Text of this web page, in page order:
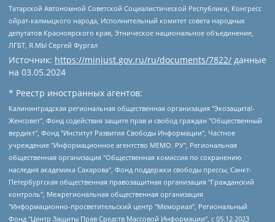
Татарской Автономной Советской Социалистической Республики, Конгресс
ойрат-калмыцкого народа, Исполнительный комитет совета народных
депутатов Красноярского края, Этническое национальное объединение,
ЛГБТ, Я.МЫ Сергей Фургал
Источник: https://minjust.gov.ru/ru/documents/7822/ данные
на 03.05.2024
* Реестр иностранных агентов:
Калининградская региональная общественная организация "Экозащита!-Женсовет", Фонд содействия защите прав и свобод граждан "Общественный вердикт", Фонд "Институт Развития Свободы Информации", Частное учреждение "Информационное агентство МЕМО. РУ", Региональная общественная организация "Общественная комиссия по сохранению наследия академика Сахарова", Фонд поддержки свободы прессы, Санкт-Петербургская общественная правозащитная организация "Гражданский контроль", Межрегиональная общественная организация "Информационно-просветительский центр "Мемориал", Региональный Фонд "Центр Защиты Прав Средств Массовой Информации", с 05.12.2023 Фонд "Центр Защиты Прав Средств массовой информации", Региональная общественная благотворительная организация помощи беженцам и мигрантам "Гражданское содействие", Негосударственное образовательное учреждение дополнительного профессионального образования (повышение квалификации) специалистов "АКАДЕМИЯ ПО ПРАВАМ ЧЕЛОВЕКА", Свердловская региональная общественная организация "Сутяжник", Автономная некоммерческая организация "Центр независимых социологических исследований", Союз общественных объединений "Российский исследовательский центр по правам человека", Региональное общественное учреждение научно-информационный центр "МЕМОРИАЛ", Некоммерческая организация "Фонд защиты гласности", Автономная некоммерческая организация "Институт прав человека", Городская общественная организация "Екатеринбургское общество "МЕМОРИАЛ", Городская общественная организация "Рязанское историко-просветительское и правозащитное общество "Мемориал" (Рязанский Мемориал), Челябинский региональный орган общественной самодеятельности – женское общественное объединение "Женщины Евразии", Челябинский региональный орган общественной самодеятельности "Уральская правозащитная группа", Фонд содействия защите здоровья и социальной справедливости имени Андрея Рылькова, Автономная Некоммерческая Организация "Аналитический Центр Юрия Левады", Автономная некоммерческая организация социальной поддержки населения "Проект Апрель", Региональная общественная организация помощи женщинам и детям, находящимся в кризисной ситуации "Информационно-методический центр "Анна", Фонд содействия развитию массовых коммуникаций и правовому просвещению "Так-так-Так", Фонд содействия устойчивому развитию "Серебряная тайга", Свердловский региональный общественный фонд социальных проектов "Новое время", "Idel.Реалии", Кавказ.Реалии, Крым.Реалии, Телеканал Настоящее Время, Татаро-башкирская служба Радио Свобода (Azatliq Radiosi), Радио Свободная Европа/Радио Свобода (PCE/PC), "Сибирь.Реалии", "Фактограф", Благотворительный фонд помощи осужденным и их семьям, Автономная некоммерческая организация "Институт глобализации и социальных движений", Фонд "В защиту прав заключенных", Частное учреждение "Центр поддержки и содействия развитию средств массовой информации", Пензенский региональный общественный благотворительный фонд "Гражданский союз", "Север.Реалии", Некоммерческая организация Фонд "Правовая инициатива", Общество с ограниченной ответственностью "Радио Свободная Европа/Радио Свобода", Чешское информационное агентство "MEDIUM-ORIENT", Красноярская региональная общественная организация "Мы против СПИДа", Камалягин Денис Николаевич, Маркелов Сергей Евгеньевич, Пономарев Лев Александрович, Савицкая Людмила Алексеевна, Автономная некоммерческая организация "Центр по работе с проблемой насилия "НАСИЛИЮ.НЕТ", Межрегиональный профессиональный союз работников здравоохранения "Альянс врачей", Юридическое лицо, зарегистрированное в Латвийской Республике, SIA "Medusa Project" (регистрационный номер 40103797863, дата регистрации 10.06.2014), Некоммерческая организация "Фонд по борьбе с коррупцией", Автономная некоммерческая организация "Институт права и публичной политики", Баданин Роман Сергеевич, Гликин Максим Александрович, Железнова Мария Михайловна, Лукьянова Юлия Сергеевна, Маетная Елизавета Витальевна, Маняхин Петр Борисович, Чуракова Ольга Владимировна, Ярош Юлия Петровна, Юридическое лицо "The Insider SIA", зарегистрированное в Риге, Латвийская Республика (дата регистрации 26.06.2015), являющееся администратором доменного имени интернет-издания "The Insider SIA", https://theins.ru, Постернак Алексей Евгеньевич, Рубин Михаил Аркадьевич, Анин Роман Александрович, Юридическое лицо Istories fonds, зарегистрированное в Латвийской Республике (регистрационный номер 50008295751, дата регистрации 24.02.2020), Великовский Дмитрий Александрович, Долинина Ирина Николаевна, Мароховская Алеся Алексеевна, Шлейнов Роман Юрьевич, Шмагун Олеся Валентиновна, Общество с ограниченной ответственностью "Альтаир 2021", Общество с ограниченной ответственностью "Вега 2021", Общество с ограниченной ответственностью "Главный редактор 2021", Общество с ограниченной ответственностью "Ромашки монолит", Важенков Артем Валерьевич, Ивановская областная общественная организация "Центр гендерных исследований", Гурман Юрий Альбертович, Медиапроект "ОВД-Инфо", Егоров Владимир Владимирович, Жилинский Владимир Александрович, Общество с ограниченной ответственностью "ЗП", Иванова София Юрьевна, Карезина Инна Павловна, Кильтау Екатерина Викторовна, Петров Алексей Викторович, Пискунов Сергей Евгеньевич, Смирнов Сергей Сергеевич, Тихонов Михаил Сергеевич, Общество с ограниченной ответственностью "ЖУРНАЛИСТ-ИНОСТРАННЫЙ АГЕНТ", Арапова Галина Юрьевна, Вольтская Татьяна Анатольевна, Американская компания "Mason G.E.S. Anonymous Foundation" (США), являющаяся владельцем интернет-издания https://mnews.world/, Компания "Stichting Bellingcat", зарегистрированная в Нидерландах (дата регистрации 11.07.2018), Захаров Андрей Вячеславович, Клепиковская Екатерина Дмитриевна, Общество с ограниченной ответственностью "МЕМО", Перл Роман Александрович, Симонов Евгений Алексеевич, Соловьева Елена Анатольевна, Сотников Даниил Владимирович, Сурначева Елизавета Дмитриевна, Автономная некоммерческая организация по защите прав человека и информированию населения "Якутия – Наше Мнение", Общество с ограниченной ответственностью "Москоу диджитал медиа", с 26.01.2023 Общество с ограниченной ответственностью "Чайка Белые сады", Ветошкина Валерия Валерьевна, Заговора Максим Александрович, Межрегиональное общественное движение "Российская ЛГБТ - сеть", Оленичев Максим Владимирович, Павлов Иван Юрьевич, Скворцова Елена Сергеевна, Общество с ограниченной ответственностью "Как бы инагент", Кочетков Игорь Викторович, Общество с ограниченной ответственностью "Честные выборы", Еланчик Олег Александрович, Общество с ограниченной ответственностью "Нобелевский призыв", Гималова Регина Эмилевна, Григорьев Андрей Валерьевич, Григорьева Алина Александровна, Ассоциация по содействию защите прав призывников, альтернативнослужащих и военнослужащих "Правозащитная группа "Гражданин.Армия.Право", Хисамова Регина Фаритовна, Автономная некоммерческая организация по реализации социально-правовых программ "Лилит", Дальневосточное общественное движение "Маяк", Санкт-Петербургская ЛГБТ-инициативная группа "Выход", Инициативная группа ЛГБТ+ "Реверс", Алексеев Андрей Викторович, Бекбулатова Таисия Львовна, Беляев Иван Михайлович, Владыкина Елена Сергеевна, Гельман Марат Александрович, Никульшина Вероника Юрьевна, Толоконникова Надежда Андреевна, Шендерович Виктор Анатольевич, Общество с ограниченной ответственностью "Данное сообщение", Общество с ограниченной ответственностью Издательский дом "Новая глава", Айнбиндер Александра Александровна, Московский комьюнити-центр для ЛГБТ+инициатив, Благотворительный фонд развития филантропии, Deutsche Welle (Германия, Kurt-Schumacher-Strasse 3, 53113 Bonn), Борзунова Мария Михайловна, Воробьев Виктор Викторович, Голубева Анна Львовна, Константинова Алла Михайловна, Малкова Ирина Владимировна, Мурадов Мурад Абдулгалимович, Осетинская Елизавета Николаевна, Понасенков Евгений Николаевич, Ганапольский Матвей Юрьевич, Киселев Евгений Алексеевич, Борухович Ирина Григорьевна, Дремин Иван Тимофеевич, Дубровский Дмитрий Викторович, Красноярская региональная общественная организация поддержки и развития альтернативных образовательных технологий и межкультурных коммуникаций "ИНТЕРРА", Маяковская Екатерина Алексеевна, Фейгин Марк Захарович, Филимонов Андрей Викторович, Дзугкоева Регина Николаевна, Доброхотов Роман Александрович, Дудь Юрий Александрович, Елкин Сергей Владимирович, Кругликов Кирилл Игоревич, Сабунаева Мария Леонидовна, Семенов Алексей Владимирович, Шаинян Карен Багратович, Шульман Екатерина Михайловна, Асафьев Артур Валерьевич, Вахштайн Виктор Семенович, Венедиктов Алексей Алексеевич, Лушникова Екатерина Евгеньевна, Волков Леонид Михайлович, Невзоров Александр Глебович, Пархоменко Сергей Борисович, Сироткин Ярослав Николаевич, Кара-Мурза Владимир Владимирович, Баранова Наталья Владимировна, Гозман Леонид Яковлевич, Кагарлицкий Борис Юльевич, Климарев Михаил Валерьевич, Милов Владимир Станиславович, Автономная некоммерческая организация Краснодарский центр современного искусства "Типография", Моргенштерн Алишер Тагирович, Соболь Любовь Эдуардовна, Общество с ограниченной ответственностью "ЛИЗА НОРМ", Каспаров Гарри Кимович, Ходорковский Михаил Борисович, Общество с ограниченной ответственностью "Апрельские тезисы", Данилович Ирина Брониславовна, Кашин Олег Владимирович, Петров Николай Владимирович, Пивоваров Алексей Владимирович, Соколов Михаил Владимирович, Цветкова Юлия Владимировна, Чичваркин Евгений Александрович, Комитет против пыток/Команда против пыток, Общество с ограниченной ответственностью "Первый научный", Общество с ограниченной ответственностью "Вертолет и ко", Белоцерковская Вероника Борисовна, Кац Максим Евгеньевич, Лазарева Татьяна Юрьевна, Шаведдинов Руслан Табризович, Яшин Илья Валерьевич, Общество с ограниченной ответственностью "Иноагент ААВ", Алешковский Дмитрий Петрович, Альбац Евгения Марковна, Быков Дмитрий Львович, Галямина Юлия Евгеньевна, Лойко Сергей Леонидович, Мартынов Кирилл Константинович, Медведев Сергей Александрович, Крашенинников Федор Геннадиевич, Гордеева Катерина Вл